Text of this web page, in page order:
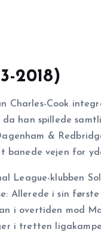
2018)
Cook
han spillede
&
banede vejen for
League-klubben
Allerede i sin
i overtiden mod
i tretten